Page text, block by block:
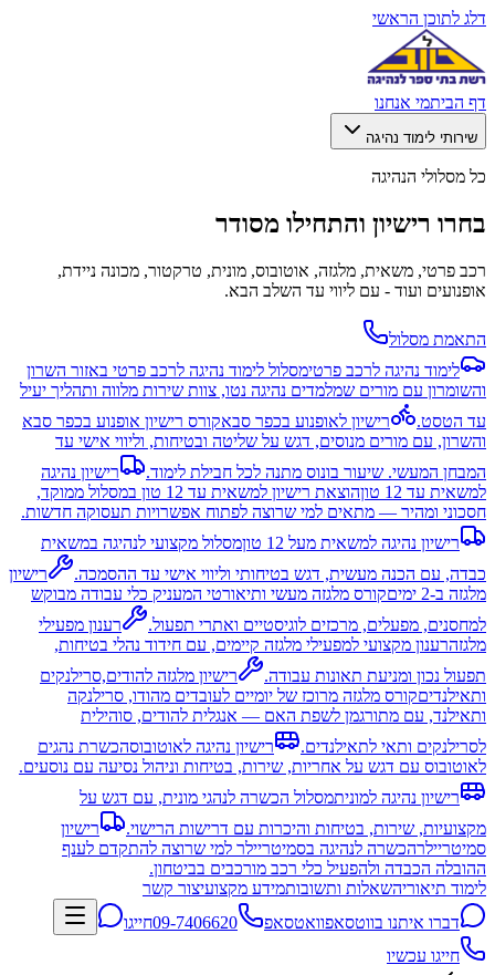
דלג לתוכן הראשי
דף הביתמי אנחנו
שירותי לימוד נהיגה
כל מסלולי הנהיגה
בחרו רישיון והתחילו מסודר
רכב פרטי, משאית, מלגזה, אוטובוס, מונית, טרקטור, מכונה ניידת,
אופנועים ועוד - עם ליווי עד השלב הבא.
התאמת מסלול
לימוד נהיגה לרכב פרטימסלול לימוד נהיגה לרכב פרטי באזור השרון
והשומרון עם מורים שמלמדים נהיגה נטו, צוות שירות מלווה ותהליך יעיל
עד הטסט.
רישיון לאופנוע בכפר סבאקורס רישיון אופנוע בכפר סבא
והשרון, עם מורים מנוסים, דגש על שליטה ובטיחות, וליווי אישי עד
המבחן המעשי. שיעור בונוס מתנה לכל חבילת לימוד.
רישיון נהיגה
למשאית עד 12 טון
הוצאת רישיון למשאית עד 12 טון במסלול ממוקד,
חסכוני ומהיר — מתאים למי שרוצה לפתוח אפשרויות תעסוקה חדשות.
רישיון נהיגה למשאית מעל 12 טון
מסלול מקצועי לנהיגה במשאית
כבדה, עם הכנה מעשית, דגש בטיחותי וליווי אישי עד ההסמכה.
רישיון
מלגזה ב-2 ימים
קורס מלגזה מעשי ותיאורטי המעניק כלי עבודה מבוקש
למחסנים, מפעלים, מרכזים לוגיסטיים ואתרי תפעול.
רענון מפעילי
מלגזהרענון מקצועי למפעילי מלגזה קיימים, עם חידוד נהלי בטיחות,
תפעול נכון ומניעת תאונות עבודה.
רישיון מלגזה להודים,סרילנקים
ותאילנדיםקורס מלגזה מרוכז של יומיים לעובדים מהודו, סרילנקה
ותאילנד, עם מתורגמן לשפת האם — אנגלית להודים, סוהילית
לסרילנקים ותאי לתאילנדים.
רישיון נהיגה לאוטובוסהכשרת נהגים
לאוטובוס עם דגש על אחריות, שירות, בטיחות וניהול נסיעה עם נוסעים.
רישיון נהיגה למוניתמסלול הכשרה לנהגי מונית, עם דגש על
מקצועיות, שירות, בטיחות והיכרות עם דרישות הרישוי.
רישיון
סמיטריילרהכשרה לנהיגה בסמיטריילר למי שרוצה להתקדם לענף
ההובלה הכבדה ולהפעיל כלי רכב מורכבים בביטחון.
לימוד תיאוריהשאלות ותשובותמידע מקצועיצור קשר
דברו איתנו בווטסאפוואטסאפ 09-7406620חייגו
חייגו עכשיו